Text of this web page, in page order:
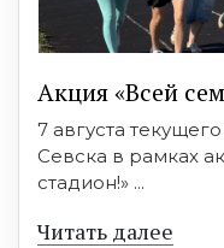
Акция «Всей
7 августа
Севска в рамках
стадион!» ...
Читать далее